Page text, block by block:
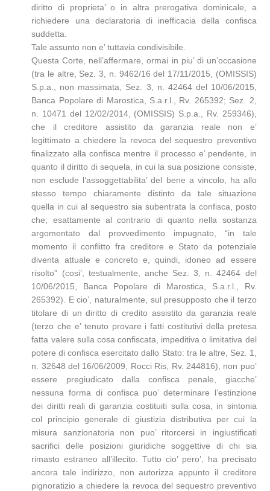
diritto di proprieta’ o in altra prerogativa dominicale, a
richiedere una declaratoria di inefficacia della confisca
suddetta.
Tale assunto non e’ tuttavia condivisibile.
Questa Corte, nell’affermare, ormai in piu’ di un’occasione
(tra le altre, Sez. 3, n. 9462/16 del 17/11/2015, (OMISSIS)
S.p.a., non massimata, Sez. 3, n. 42464 del 10/06/2015,
Banca Popolare di Marostica, S.a.r.l., Rv. 265392; Sez. 2,
n. 10471 del 12/02/2014, (OMISSIS) S.p.a., Rv. 259346),
che il creditore assistito da garanzia reale non e’
legittimato a chiedere la revoca del sequestro preventivo
finalizzato alla confisca mentre il processo e’ pendente, in
quanto il diritto di sequela, in cui la sua posizione consiste,
non esclude l’assoggettabilita’ del bene a vincolo, ha allo
stesso tempo chiaramente distinto da tale situazione
quella in cui al sequestro sia subentrata la confisca, posto
che, esattamente al contrario di quanto nella sostanza
argomentato dal provvedimento impugnato, “in tale
momento il conflitto fra creditore e Stato da potenziale
diventa attuale e concreto e, quindi, idoneo ad essere
risolto” (cosi’, testualmente, anche Sez. 3, n. 42464 del
10/06/2015, Banca Popolare di Marostica, S.a.r.l., Rv.
265392). E cio’, naturalmente, sul presupposto che il terzo
titolare di un diritto di credito assistito da garanzia reale
(terzo che e’ tenuto provare i fatti costitutivi della pretesa
fatta valere sulla cosa confiscata, impeditiva o limitativa del
potere di confisca esercitato dallo Stato: tra le altre, Sez. 1,
n. 32648 del 16/06/2009, Rocci Ris, Rv. 244816), non puo’
essere pregiudicato dalla confisca penale, giacche’
nessuna forma di confisca puo’ determinare l’estinzione
dei diritti reali di garanzia costituiti sulla cosa, in sintonia
col principio generale di giustizia distributiva per cui la
misura sanzionatoria non puo’ ritorcersi in ingiustificati
sacrifici delle posizioni giuridiche soggettive di chi sia
rimasto estraneo all’illecito. Tutto cio’ pero’, ha precisato
ancora tale indirizzo, non autorizza appunto il creditore
pignoratizio a chiedere la revoca del sequestro preventivo